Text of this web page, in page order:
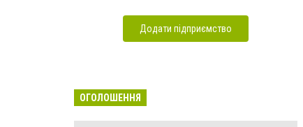
Додати підприємство
ОГОЛОШЕННЯ